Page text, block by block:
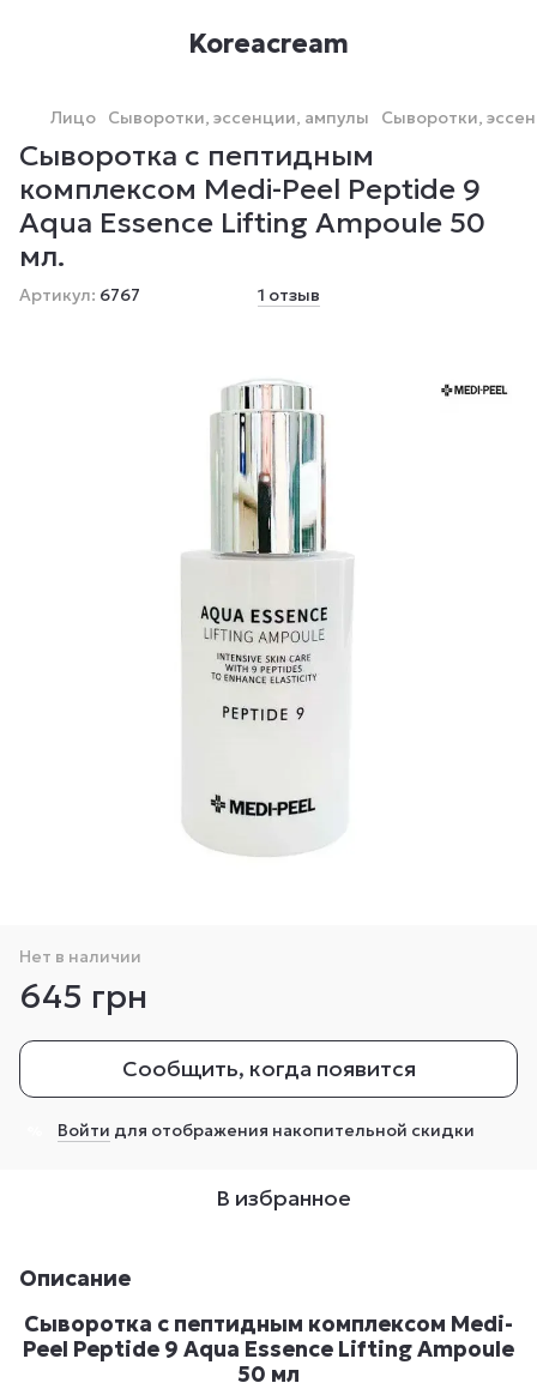
Koreacream
Лицо Сыворотки, эссенции, ампулы Сыворотки,
Сыворотка с пептидным
комплексом Medi-Peel Peptide 9
Aqua Essence Lifting Ampoule 50
мл.
Артикул: 6767 1 отзыв
Нет в наличии
645 грн
Сообщить, когда появится
Войти для отображения накопительной скидки
В избранное
Описание
Сыворотка с пептидным комплексом Medi-
Peel Peptide 9 Aqua Essence Lifting Ampoule
50 мл